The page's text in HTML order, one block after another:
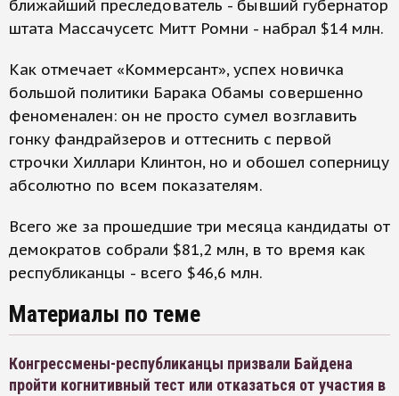
ближайший преследователь - бывший губернатор
штата Массачусетс Митт Ромни - набрал $14 млн.
Как отмечает «Коммерсант», успех новичка
большой политики Барака Обамы совершенно
феноменален: он не просто сумел возглавить
гонку фандрайзеров и оттеснить с первой
строчки Хиллари Клинтон, но и обошел соперницу
абсолютно по всем показателям.
Всего же за прошедшие три месяца кандидаты от
демократов собрали $81,2 млн, в то время как
республиканцы - всего $46,6 млн.
Материалы по теме
Конгрессмены-республиканцы призвали Байдена
пройти когнитивный тест или отказаться от участия в